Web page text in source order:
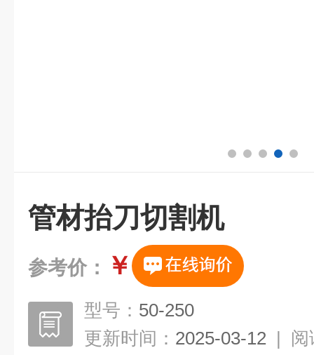
管材抬刀切割机
参考价： ￥
型号： 50-250
更新时间： 2025-03-12 | 阅